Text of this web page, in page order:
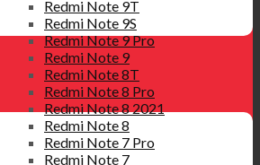
Redmi Note 9T
Redmi Note 9S
Redmi Note 9 Pro
Redmi Note 9
Redmi Note 8T
Redmi Note 8 Pro
Redmi Note 8 2021
Redmi Note 8
Redmi Note 7 Pro
Redmi Note 7